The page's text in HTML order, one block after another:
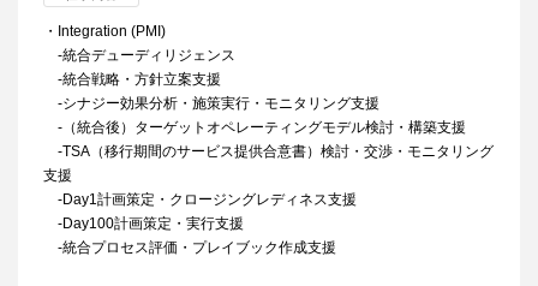
・Integration (PMI)
-統合デューディリジェンス
-統合戦略・方針立案支援
-シナジー効果分析・施策実行・モニタリング支援
-（統合後）ターゲットオペレーティングモデル検討・構築支援
-TSA（移行期間のサービス提供合意書）検討・交渉・モニタリング
支援
-Day1計画策定・クロージングレディネス支援
-Day100計画策定・実行支援
-統合プロセス評価・プレイブック作成支援